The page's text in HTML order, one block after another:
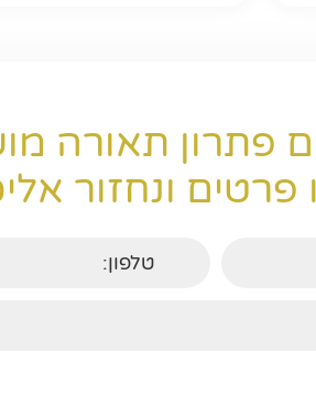
פתרון תאורה
פרטים ונחזור